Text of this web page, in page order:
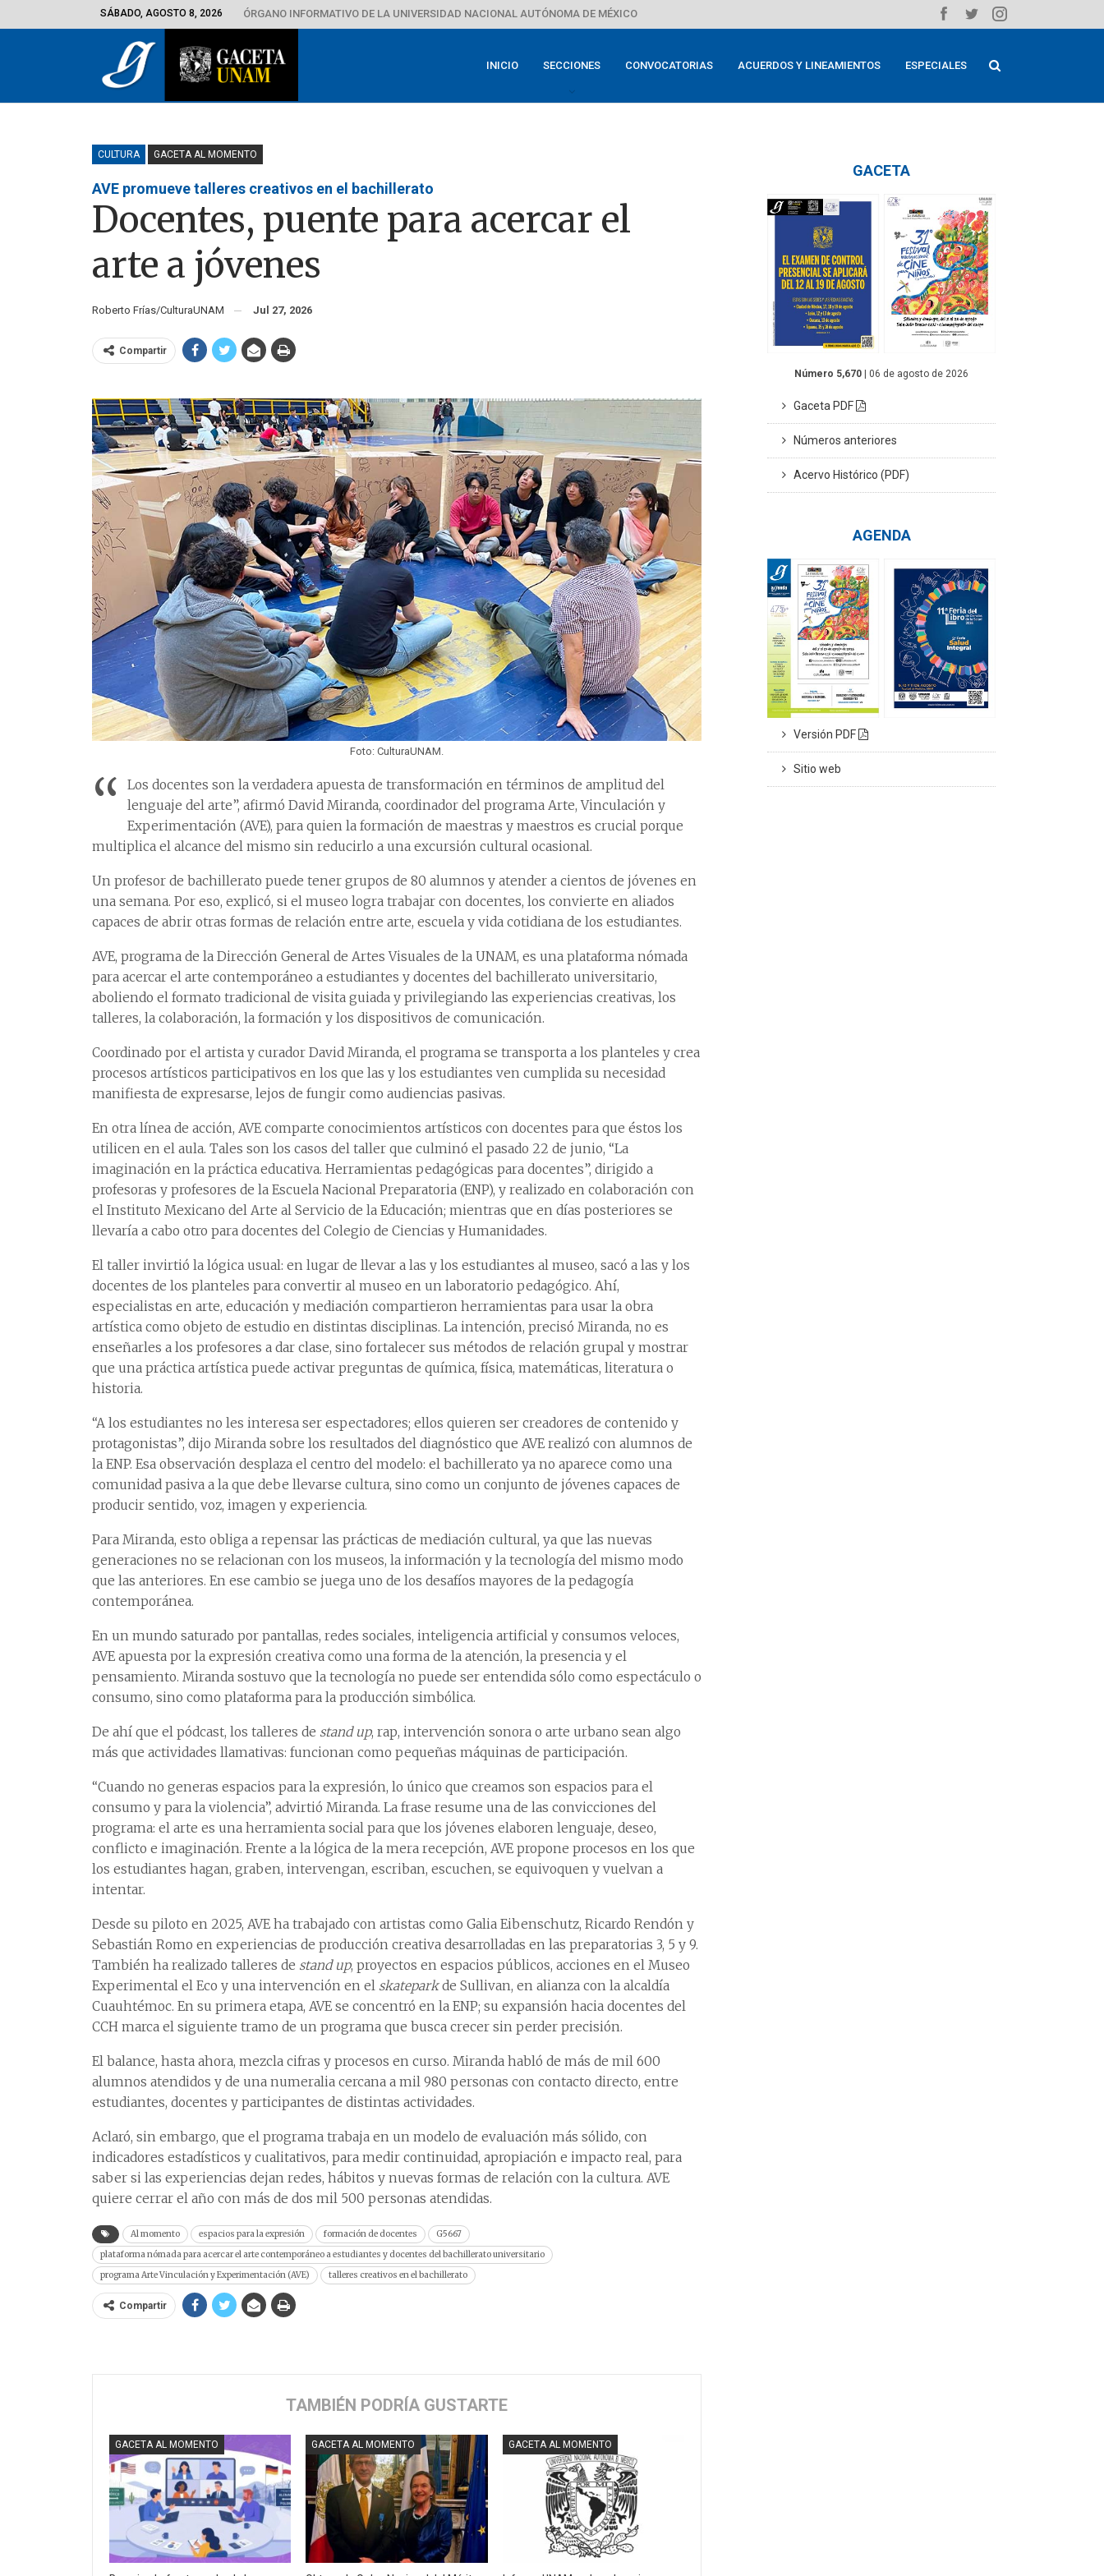
SÁBADO, AGOSTO 8, 2026 ÓRGANO INFORMATIVO DE LA UNIVERSIDAD NACIONAL AUTÓNOMA DE MÉXICO
INICIO SECCIONES CONVOCATORIAS ACUERDOS Y LINEAMIENTOS ESPECIALES
CULTURA GACETA AL MOMENTO
AVE promueve talleres creativos en el bachillerato
Docentes, puente para acercar el
arte a jóvenes
Roberto Frías/CulturaUNAM Jul 27, 2026
Compartir
Foto: CulturaUNAM.
“
Los docentes son la verdadera apuesta de transformación en términos de amplitud del
lenguaje del arte”, afirmó David Miranda, coordinador del programa Arte, Vinculación y
Experimentación (AVE), para quien la formación de maestras y maestros es crucial porque
multiplica el alcance del mismo sin reducirlo a una excursión cultural ocasional.
Un profesor de bachillerato puede tener grupos de 80 alumnos y atender a cientos de jóvenes en
una semana. Por eso, explicó, si el museo logra trabajar con docentes, los convierte en aliados
capaces de abrir otras formas de relación entre arte, escuela y vida cotidiana de los estudiantes.
AVE, programa de la Dirección General de Artes Visuales de la UNAM, es una plataforma nómada
para acercar el arte contemporáneo a estudiantes y docentes del bachillerato universitario,
aboliendo el formato tradicional de visita guiada y privilegiando las experiencias creativas, los
talleres, la colaboración, la formación y los dispositivos de comunicación.
Coordinado por el artista y curador David Miranda, el programa se transporta a los planteles y crea
procesos artísticos participativos en los que las y los estudiantes ven cumplida su necesidad
manifiesta de expresarse, lejos de fungir como audiencias pasivas.
En otra línea de acción, AVE comparte conocimientos artísticos con docentes para que éstos los
utilicen en el aula. Tales son los casos del taller que culminó el pasado 22 de junio, “La
imaginación en la práctica educativa. Herramientas pedagógicas para docentes”, dirigido a
profesoras y profesores de la Escuela Nacional Preparatoria (ENP), y realizado en colaboración con
el Instituto Mexicano del Arte al Servicio de la Educación; mientras que en días posteriores se
llevaría a cabo otro para docentes del Colegio de Ciencias y Humanidades.
El taller invirtió la lógica usual: en lugar de llevar a las y los estudiantes al museo, sacó a las y los
docentes de los planteles para convertir al museo en un laboratorio pedagógico. Ahí,
especialistas en arte, educación y mediación compartieron herramientas para usar la obra
artística como objeto de estudio en distintas disciplinas. La intención, precisó Miranda, no es
enseñarles a los profesores a dar clase, sino fortalecer sus métodos de relación grupal y mostrar
que una práctica artística puede activar preguntas de química, física, matemáticas, literatura o
historia.
“A los estudiantes no les interesa ser espectadores; ellos quieren ser creadores de contenido y
protagonistas”, dijo Miranda sobre los resultados del diagnóstico que AVE realizó con alumnos de
la ENP. Esa observación desplaza el centro del modelo: el bachillerato ya no aparece como una
comunidad pasiva a la que debe llevarse cultura, sino como un conjunto de jóvenes capaces de
producir sentido, voz, imagen y experiencia.
Para Miranda, esto obliga a repensar las prácticas de mediación cultural, ya que las nuevas
generaciones no se relacionan con los museos, la información y la tecnología del mismo modo
que las anteriores. En ese cambio se juega uno de los desafíos mayores de la pedagogía
contemporánea.
En un mundo saturado por pantallas, redes sociales, inteligencia artificial y consumos veloces,
AVE apuesta por la expresión creativa como una forma de la atención, la presencia y el
pensamiento. Miranda sostuvo que la tecnología no puede ser entendida sólo como espectáculo o
consumo, sino como plataforma para la producción simbólica.
De ahí que el pódcast, los talleres de stand up, rap, intervención sonora o arte urbano sean algo
más que actividades llamativas: funcionan como pequeñas máquinas de participación.
“Cuando no generas espacios para la expresión, lo único que creamos son espacios para el
consumo y para la violencia”, advirtió Miranda. La frase resume una de las convicciones del
programa: el arte es una herramienta social para que los jóvenes elaboren lenguaje, deseo,
conflicto e imaginación. Frente a la lógica de la mera recepción, AVE propone procesos en los que
los estudiantes hagan, graben, intervengan, escriban, escuchen, se equivoquen y vuelvan a
intentar.
Desde su piloto en 2025, AVE ha trabajado con artistas como Galia Eibenschutz, Ricardo Rendón y
Sebastián Romo en experiencias de producción creativa desarrolladas en las preparatorias 3, 5 y 9.
También ha realizado talleres de stand up, proyectos en espacios públicos, acciones en el Museo
Experimental el Eco y una intervención en el skateparkde Sullivan, en alianza con la alcaldía
Cuauhtémoc. En su primera etapa, AVE se concentró en la ENP; su expansión hacia docentes del
CCH marca el siguiente tramo de un programa que busca crecer sin perder precisión.
El balance, hasta ahora, mezcla cifras y procesos en curso. Miranda habló de más de mil 600
alumnos atendidos y de una numeralia cercana a mil 980 personas con contacto directo, entre
estudiantes, docentes y participantes de distintas actividades.
Aclaró, sin embargo, que el programa trabaja en un modelo de evaluación más sólido, con
indicadores estadísticos y cualitativos, para medir continuidad, apropiación e impacto real, para
saber si las experiencias dejan redes, hábitos y nuevas formas de relación con la cultura. AVE
quiere cerrar el año con más de dos mil 500 personas atendidas.
Al momento espacios para la expresión formación de docentes
G5667
plataforma nómada para acercar el arte contemporáneo a estudiantes y docentes del bachillerato universitario
programa Arte Vinculación y Experimentación (AVE)
talleres creativos en el bachillerato
Compartir
TAMBIÉN PODRÍA GUSTARTE
GACETA AL MOMENTO GACETA AL MOMENTO GACETA AL MOMENTO
GACETA
Número 5,670 | 06 de agosto de 2026
Gaceta PDF
Números anteriores
Acervo Histórico (PDF)
AGENDA
Versión PDF
Sitio web